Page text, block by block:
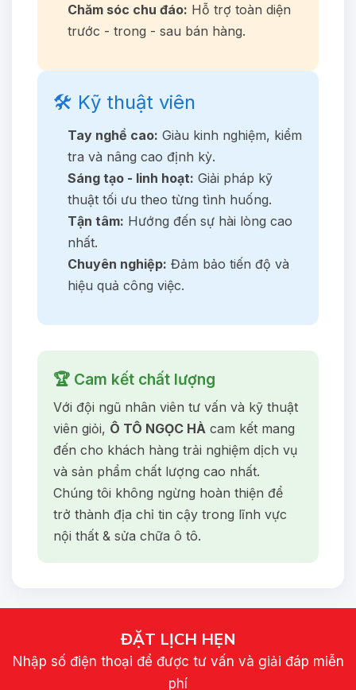
Chăm sóc chu đáo: Hỗ trợ toàn diện
trước - trong - sau bán hàng.
🛠️ Kỹ thuật viên
Tay nghề cao: Giàu kinh nghiệm, kiểm
tra và nâng cao định kỳ.
Sáng tạo - linh hoạt: Giải pháp kỹ
thuật tối ưu theo từng tình huống.
Tận tâm: Hướng đến sự hài lòng cao
nhất.
Chuyên nghiệp: Đảm bảo tiến độ và
hiệu quả công việc.
🏆 Cam kết chất lượng
Với đội ngũ nhân viên tư vấn và kỹ thuật
viên giỏi, Ô TÔ NGỌC HÀ cam kết mang
đến cho khách hàng trải nghiệm dịch vụ
và sản phẩm chất lượng cao nhất.
Chúng tôi không ngừng hoàn thiện để
trở thành địa chỉ tin cậy trong lĩnh vực
nội thất & sửa chữa ô tô.
ĐẶT LỊCH HẸN
Nhập số điện thoại để được tư vấn và giải đáp miễn
phí